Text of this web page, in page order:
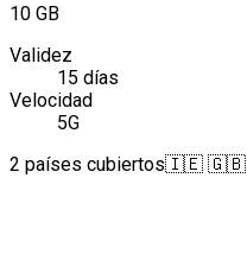
10 GB
Validez
15 días
Velocidad
5G
2 países cubiertos🇮🇪 🇬🇧